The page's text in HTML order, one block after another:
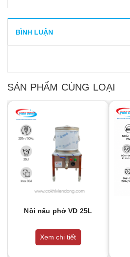
BÌNH LUẬN
SẢN PHẨM CÙNG LOẠI
Nồi nấu phở VD 25L
Xem chi tiết